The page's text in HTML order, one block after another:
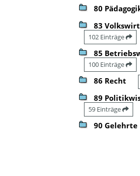
80
83
102 Einträge
85
100 Einträge
86 Recht
89
59 Einträge
90 Gelehrte